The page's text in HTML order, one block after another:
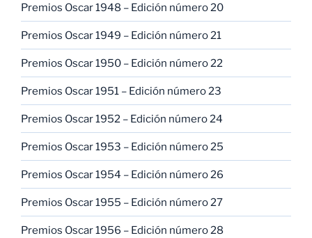
Premios Oscar 1948 – Edición número 20
Premios Oscar 1949 – Edición número 21
Premios Oscar 1950 – Edición número 22
Premios Oscar 1951 – Edición número 23
Premios Oscar 1952 – Edición número 24
Premios Oscar 1953 – Edición número 25
Premios Oscar 1954 – Edición número 26
Premios Oscar 1955 – Edición número 27
Premios Oscar 1956 – Edición número 28